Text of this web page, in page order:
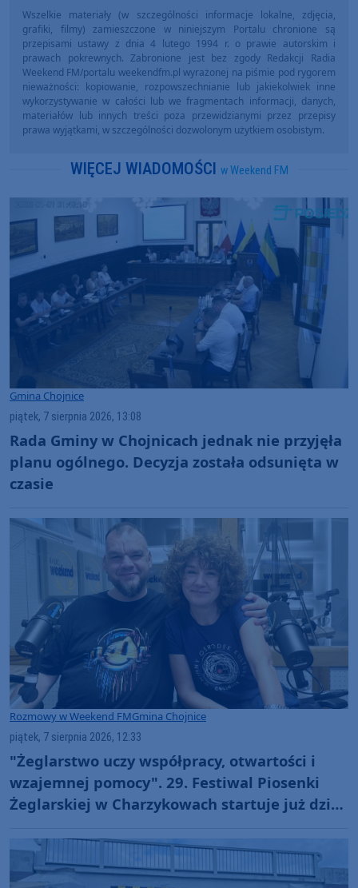
Wszelkie materiały (w szczególności informacje lokalne, zdjęcia,
grafiki, filmy) zamieszczone w niniejszym Portalu chronione są
przepisami ustawy z dnia 4 lutego 1994 r. o prawie autorskim i
prawach pokrewnych. Zabronione jest bez zgody Redakcji Radia
Weekend FM/portalu weekendfm.pl wyrażonej na piśmie pod rygorem
nieważności: kopiowanie, rozpowszechnianie lub jakiekolwiek inne
wykorzystywanie w całości lub we fragmentach informacji, danych,
materiałów lub innych treści poza przewidzianymi przez przepisy
prawa wyjątkami, w szczególności dozwolonym użytkiem osobistym.
WIĘCEJ WIADOMOŚCI w Weekend FM
Gmina Chojnice
piątek, 7 sierpnia 2026, 13:08
Rada Gminy w Chojnicach jednak nie przyjęła
planu ogólnego. Decyzja została odsunięta w
czasie
Rozmowy w Weekend FMGmina Chojnice
piątek, 7 sierpnia 2026, 12:33
"Żeglarstwo uczy współpracy, otwartości i
wzajemnej pomocy". 29. Festiwal Piosenki
Żeglarskiej w Charzykowach startuje już dziś.
(ROZMOWA)